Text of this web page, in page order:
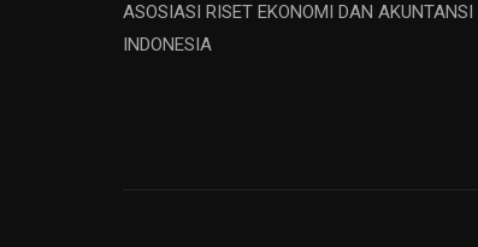
ASOSIASI RISET EKONOMI DAN AKUNTANSI
INDONESIA